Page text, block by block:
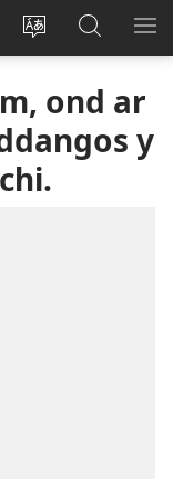
Newid
wefan
Mewngofnodi
(yn
mewn
ffenest
newydd)
Chwilio
ond ar
y